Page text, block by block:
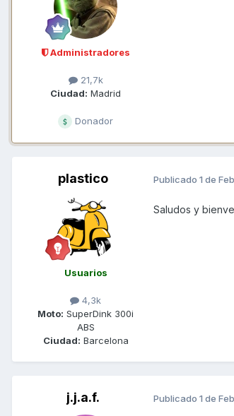
Administradores
21,7k
Ciudad: Madrid
Donador
plastico
Usuarios
4,3k
Moto: SuperDink 300i
ABS
Ciudad: Barcelona
Publicado 1 de
Saludos y
j.j.a.f. Publicado 1 de